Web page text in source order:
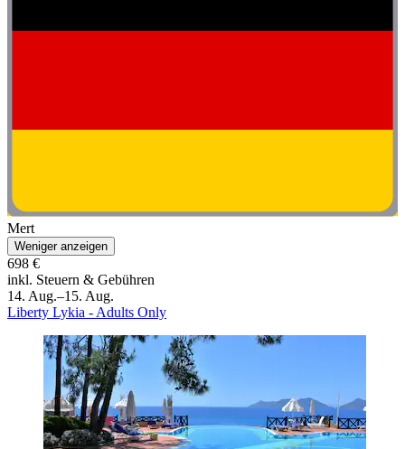
Mert
Weniger anzeigen
698 €
inkl. Steuern & Gebühren
14. Aug.–15. Aug.
Liberty Lykia - Adults Only